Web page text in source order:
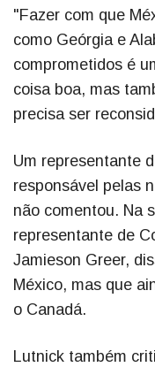
"Fazer com que
como Geórgia e
comprometidos é
coisa boa, mas
precisa ser
Um representante
responsável pelas
não comentou. Na
representante de
Jamieson Greer,
México, mas que
o Canadá.
Lutnick também